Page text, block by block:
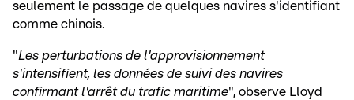
seulement le passage de quelques navires s'identifiant
comme chinois.
"Les perturbations de l'approvisionnement
s'intensifient, les données de suivi des navires
confirmant l'arrêt du trafic maritime", observe Lloyd